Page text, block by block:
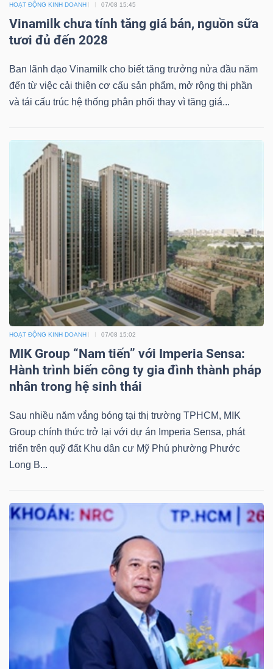
HOẠT ĐỘNG KINH DOANH 07/08 15:45
Vinamilk chưa tính tăng giá bán, nguồn sữa
tươi đủ đến 2028
Ban lãnh đạo Vinamilk cho biết tăng trưởng nửa đầu năm
đến từ việc cải thiện cơ cấu sản phẩm, mở rộng thị phần
và tái cấu trúc hệ thống phân phối thay vì tăng giá...
HOẠT ĐỘNG KINH DOANH 07/08 15:02
MIK Group “Nam tiến” với Imperia Sensa:
Hành trình biến công ty gia đình thành pháp
nhân trong hệ sinh thái
Sau nhiều năm vắng bóng tại thị trường TPHCM, MIK
Group chính thức trở lại với dự án Imperia Sensa, phát
triển trên quỹ đất Khu dân cư Mỹ Phú phường Phước
Long B...
ĐẦU
TƯ
TRUY
XUẤT
Ngành
VS-
SECTOR
NĂNG
LƯỢNG
LIỆU
CÔNG
THIẾT